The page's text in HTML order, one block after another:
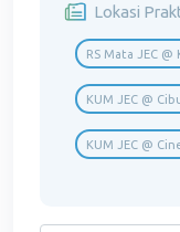
Lokasi
RS Mata JEC @
KUM JEC @
KUM JEC @